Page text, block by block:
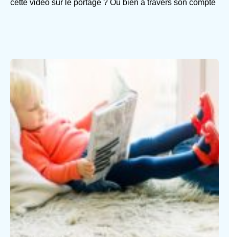
cette vidéo sur le portage ? Ou bien à travers son compte